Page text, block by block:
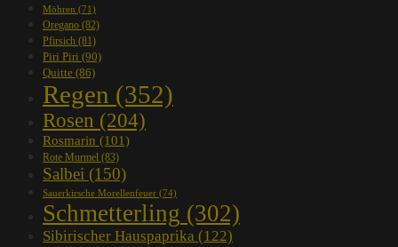
Möhren (71)
Oregano (82)
Pfirsich (81)
Piri Piri (90)
Quitte (86)
Regen (352)
Rosen (204)
Rosmarin (101)
Rote Murmel (83)
Salbei (150)
Sauerkirsche Morellenfeuer (74)
Schmetterling (302)
Sibirischer Hauspaprika (122)